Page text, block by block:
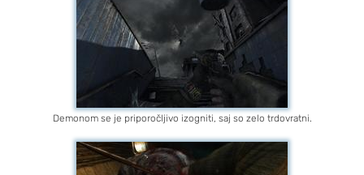
Demonom se je priporočljivo izogniti, saj so zelo trdovratni.